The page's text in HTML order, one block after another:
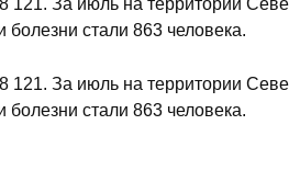
стали 863 человека.
За июль на территории
стали 863 человека.